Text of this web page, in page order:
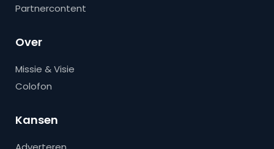
Partnercontent
Over
Missie & Visie
Colofon
Kansen